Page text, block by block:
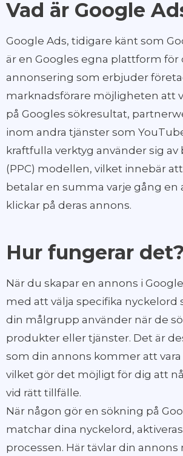
Vad är Google
Google Ads, tidigare känt som
är en Googles egna plattform för
annonsering som erbjuder
marknadsförare möjligheten att
på Googles sökresultat,
inom andra tjänster som
kraftfulla verktyg använder sig
(PPC) modellen, vilket innebär
betalar en summa varje gång en
klickar på deras annons.
Hur fungerar det?
När du skapar en annons i
med att välja specifika nyckelord
din målgrupp använder när de
produkter eller tjänster. Det är
som din annons kommer att
vilket gör det möjligt för dig att
vid rätt tillfälle.
När någon gör en sökning på
matchar dina nyckelord,
processen. Här tävlar din annons